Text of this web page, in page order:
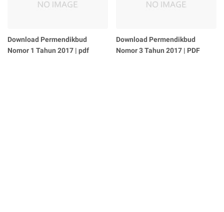
Download Permendikbud
Nomor 1 Tahun 2017 | pdf
Download Permendikbud
Nomor 3 Tahun 2017 | PDF